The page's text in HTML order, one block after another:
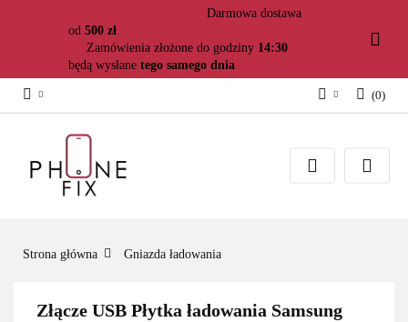
Darmowa dostawa
od 500 zł
Zamówienia złożone do godziny 14:30
będą wysłane tego samego dnia
Załóż konto
(0)
Strona główna Gniazda ładowania
Złącze USB Płytka ładowania Samsung